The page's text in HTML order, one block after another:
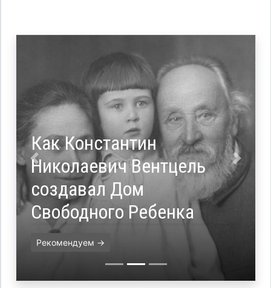
Как Константин
Николаевич Вентцель
создавал Дом
Свободного Ребенка
Рекомендуем →
Назад Вперед